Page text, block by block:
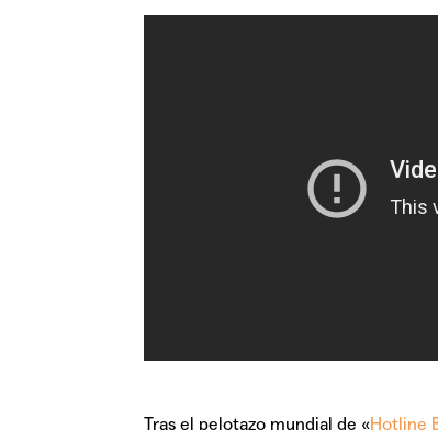
Tras el pelotazo mundial de «Hotline